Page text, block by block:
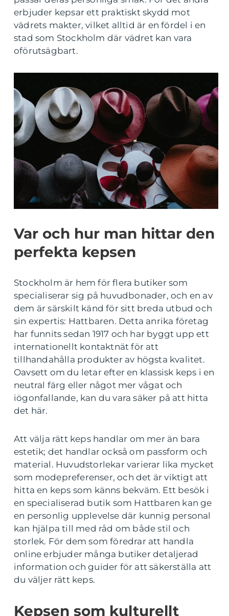
erbjuder kepsar ett praktiskt skydd mot
vädrets makter, vilket alltid är en fördel i en
stad som Stockholm där vädret kan vara
oförutsägbart.
Var och hur man hittar den
perfekta kepsen
Stockholm är hem för flera butiker som
specialiserar sig på huvudbonader, och en av
dem är särskilt känd för sitt breda utbud och
sin expertis: Hattbaren. Detta anrika företag
har funnits sedan 1917 och har byggt upp ett
internationellt kontaktnät för att
tillhandahålla produkter av högsta kvalitet.
Oavsett om du letar efter en klassisk keps i en
neutral färg eller något mer vågat och
iögonfallande, kan du vara säker på att hitta
det här.
Att välja rätt keps handlar om mer än bara
estetik; det handlar också om passform och
material. Huvudstorlekar varierar lika mycket
som modepreferenser, och det är viktigt att
hitta en keps som känns bekväm. Ett besök i
en specialiserad butik som Hattbaren kan ge
en personlig upplevelse där kunnig personal
kan hjälpa till med råd om både stil och
storlek. För dem som föredrar att handla
online erbjuder många butiker detaljerad
information och guider för att säkerställa att
du väljer rätt keps.
Kepsen som kulturellt